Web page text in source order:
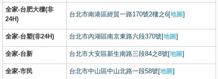
全家-台肥大樓(非
24H)
台北市南港區經貿一路170號2樓之6[地圖]
全家-台塑(非24H) 台北市內湖區南京東路六段370號[地圖]
全家-台新 台北市大安區新生南路三段84之8號[地圖]
全家-市民 台北市中山區中山北路一段58號[地圖]